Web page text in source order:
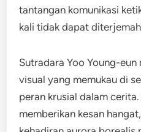
tantangan komunikasi
kali tidak dapat
Sutradara Yoo Young-eun
visual yang memukau di
peran krusial dalam
memberikan kesan